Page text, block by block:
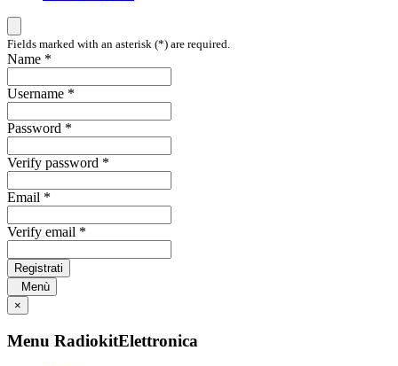
Fields marked with an asterisk (*) are required.
Name *
Username *
Password *
Verify password *
Email *
Verify email *
Registrati
Menù
×
Menu RadiokitElettronica